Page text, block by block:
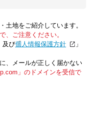
土地をご紹介しています。
、ご注意ください。
及び「個人情報保護方針
」
、メールが正しく届かない
」のドメインを受信で